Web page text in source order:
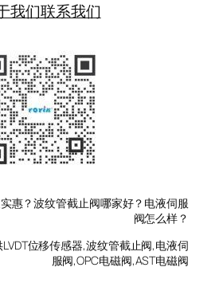
我们联系我们
惠？波纹管截止阀哪家好？电液伺服
阀怎么样？
位移传感器,波纹管截止阀,电液伺
服阀,OPC电磁阀,AST电磁阀